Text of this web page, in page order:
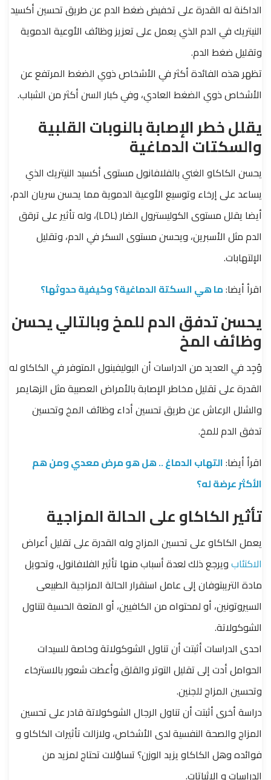
الداكنة له القدرة على تخفيض ضغط الدم عن طريق تحسين أكسيد
النيتريك في الدم الذي يعمل على تعزيز وظائف الأوعية الدموية
وتقليل ضغط الدم.
تظهر هذه الفائدة أكثر في الأشخاص ذوي الضغط المرتفع عن
الأشخاص ذوي الضغط العادي، وفي كبار السن أكثر من الشباب.
يقلل خطر الإصابة بالنوبات القلبية
والسكتات الدماغية
يحسن الكاكاو الغني بالفلافانول مستوى أكسيد النيتريك الذي
يساعد على إرخاء وتوسيع الأوعية الدموية مما يحسن سريان الدم،
أيضا يقلل مستوى الكوليسترول الضار (LDL)، وله تأثير على ترقق
الدم مثل الأسبرين، ويحسن مستوى السكر في الدم، وتقليل
الإلتهابات.
اقرأ أيضا:ما هي السكتة الدماغية؟ وكيفية حدوثها؟
يحسن تدفق الدم للمخ وبالتالي يحسن
وظائف المخ
وُجِد في العديد من الدراسات أن البوليفينول المتوفر في الكاكاو له
القدرة على تقليل مخاطر الإصابة بالأمراض العصبية مثل الزهايمر
والشلل الرعاش عن طريق تحسين أداء وظائف المخ وتحسين
تدفق الدم للمخ.
اقرأ أيضا:التهاب الدماغ .. هل هو مرض معدي ومن هم
الأكثر عرضة له؟
تأثير الكاكاو على الحالة المزاجية
يعمل الكاكاو على تحسين المزاج وله القدرة على تقليل أعراض
الاكتئابويرجع ذلك لعدة أسباب منها تأثير الفلافانول، وتحويل
مادة التريبتوفان إلى عامل استقرار الحالة المزاجية الطبيعى
السيروتونين، أو لمحتواه من الكافيين، أو المتعة الحسية لتناول
الشوكولاتة.
احدى الدراسات أثبتت أن تناول الشوكولاتة وخاصة للسيدات
الحوامل أدت إلى تقليل التوتر والقلق وأعطت شعور بالاسترخاء
وتحسين المزاج للجنين.
دراسة أخرى أثبتت أن تناول الرجال الشوكولاتة قادر على تحسين
المزاج والصحة النفسية لدى الأشخاص، ولازالت تأثيرات الكاكاو و
فوائده وهل الكاكاو يزيد الوزن؟ تساؤلات تحتاج لمزيد من
الدراسات و الإثباتات.